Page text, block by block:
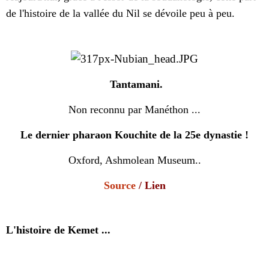
de l'histoire de la vallée du Nil se dévoile peu à peu.
Tantamani.
Non reconnu par Manéthon ...
Le dernier pharaon Kouchite de la 25e dynastie !
Oxford, Ashmolean Museum..
Source/ Lien
L'histoire de Kemet ...